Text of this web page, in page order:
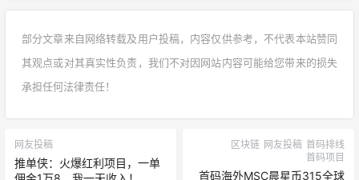
部分文章来自网络转载及用户投稿，内容仅供参考，不代表本站赞同
其观点或对其真实性负责，我们不对因网站内容可能给您带来的损失
承担任何法律责任！
网友投稿
推单侠：火爆红利项目，一单
区块链 网友投稿 首码排线
首码项目
首码海外MSC晨星币315全球